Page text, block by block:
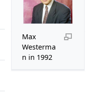
Max
Westerma
n in 1992